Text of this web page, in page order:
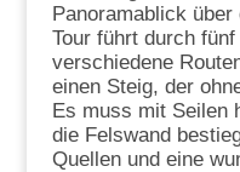
Panoramablick
Tour führt durch
verschiedene
einen Steig, der
Es muss mit Seilen
die Felswand
Quellen und eine